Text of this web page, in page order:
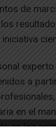
de
a
en el
en los